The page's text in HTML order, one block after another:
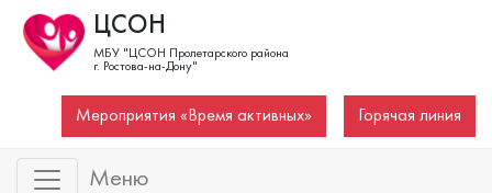
ЦСОН
МБУ "ЦСОН Пролетарского района
г. Ростова-на-Дону"
Мероприятия «Время активных» Горячая линия
Меню